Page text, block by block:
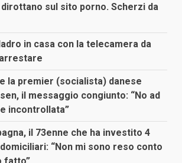
dirottano sul sito porno. Scherzi da
in casa con la telecamera da
la premier (socialista) danese
il messaggio congiunto: “No ad
incontrollata”
il 73enne che ha investito 4
“Non mi sono reso conto
fatto”